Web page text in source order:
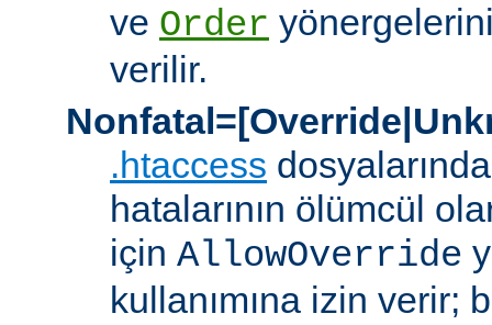
ve Order
verilir.
.htaccess
hatalarının ölümcül
için AllowOverride
kullanımına izin verir;